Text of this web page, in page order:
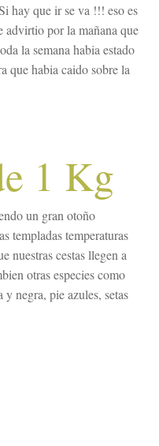
hay que ir se va !!! eso es
advirtio por la mañana que
la semana habia estado
que habia caido sobre la
1 Kg
un gran otoño
templadas temperaturas
nuestras cestas llegen a
otras especies como
negra, pie azules, setas